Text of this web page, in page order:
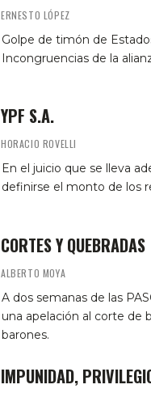
ERNESTO LÓPEZ
Golpe de timón de
Incongruencias de la
YPF S.A.
HORACIO ROVELLI
En el juicio que se lleva
definirse el monto de los
CORTES Y QUEBRADAS
ALBERTO MOYA
A dos semanas de las
una apelación al corte de
barones.
IMPUNIDAD,